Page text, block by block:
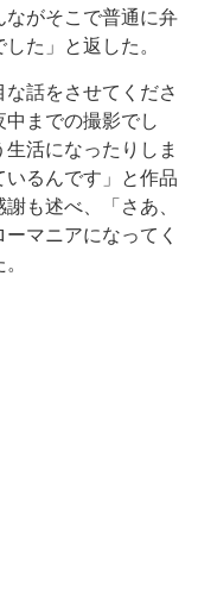
ながそこで普通に弁
た」と返した。
話をさせてくださ
までの撮影でし
活になったりしま
るんです」と作品
も述べ、「さあ、
マニアになってく